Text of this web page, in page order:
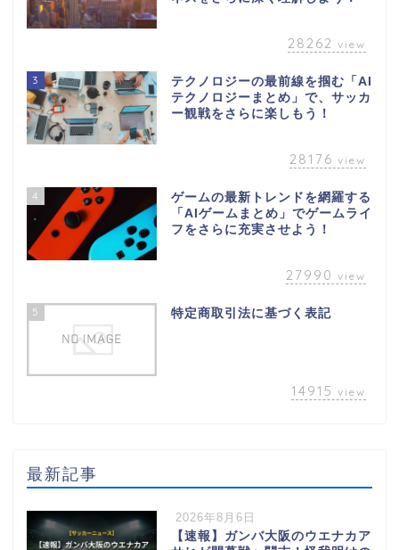
28262 view
3
テクノロジーの最前線を掴む「AI
テクノロジーまとめ」で、サッカ
ー観戦をさらに楽しもう！
28176 view
4
ゲームの最新トレンドを網羅する
「AIゲームまとめ」でゲームライ
フをさらに充実させよう！
27990 view
5 特定商取引法に基づく表記
14915 view
最新記事
2026年8月6日
【速報】ガンバ大阪のウエナカア